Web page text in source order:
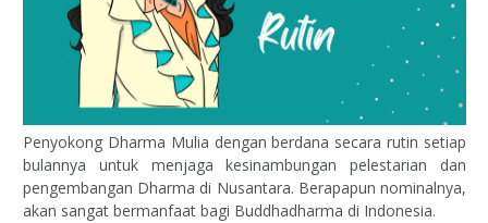
Penyokong Dharma Mulia dengan berdana secara rutin setiap
bulannya untuk menjaga kesinambungan pelestarian dan
pengembangan Dharma di Nusantara. Berapapun nominalnya,
akan sangat bermanfaat bagi Buddhadharma di Indonesia.